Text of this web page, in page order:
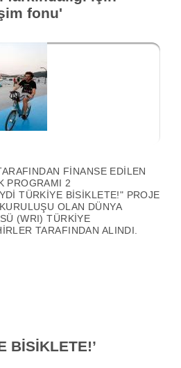
fonu'
FINANSE EDILEN
PROGRAMI 2
TÜRKIYE BISIKLETE!" PROJE
OLAN DÜNYA
(WRI) TÜRKIYE
TARAFINDAN ALINDI.
BİSİKLETE!’